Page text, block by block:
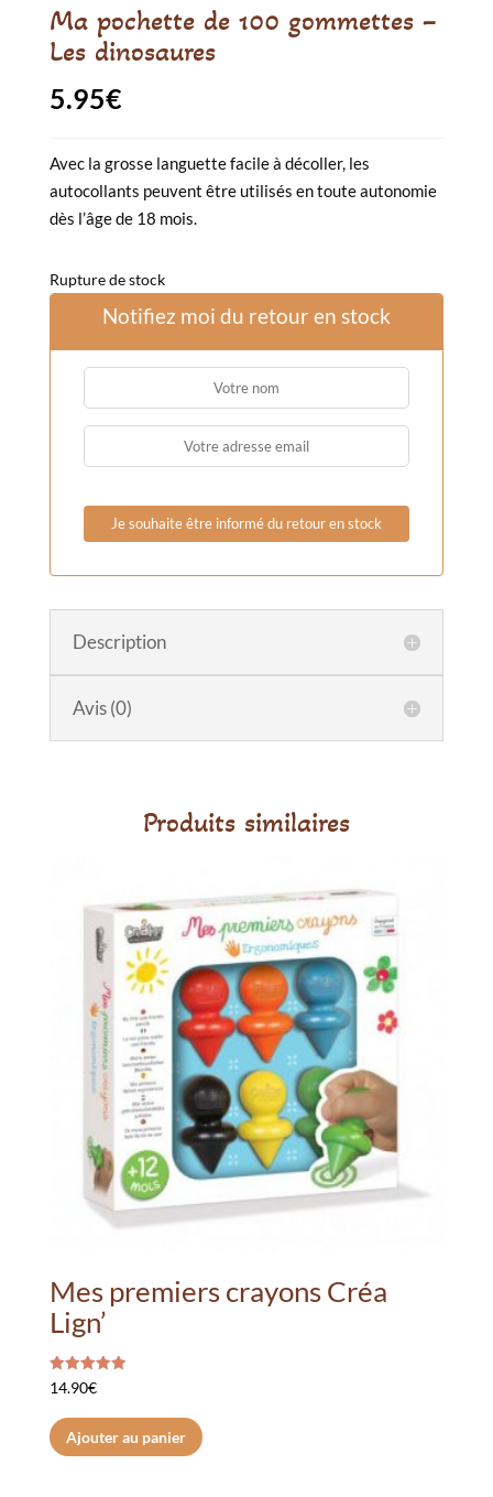
Ma pochette de 100 gommettes –
Les dinosaures
5.95€
Avec la grosse languette facile à décoller, les
autocollants peuvent être utilisés en toute autonomie
dès l’âge de 18 mois.
Rupture de stock
Notifiez moi du retour en stock
Description
Avis (0)
Produits similaires
Mes premiers crayons Créa
Lign’
Note
5.00
14.90€
Ajouter au panier